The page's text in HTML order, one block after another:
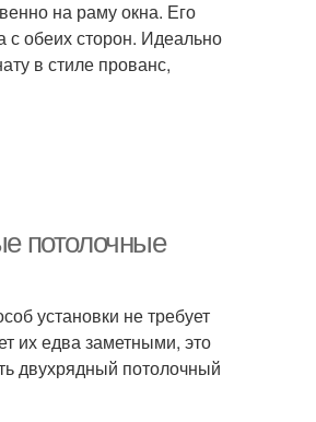
на раму окна. Его
с обеих сторон. Идеально
в стиле прованс,
потолочные
установки не требует
их едва заметными, это
двухрядный потолочный